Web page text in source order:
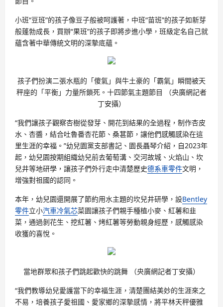
小班“豆班”的孩子像豆子般被呵護著，中班“苗班”的孩子如新芽
般蓬勃成長，買辦“果班”的孩子即將步進小學，班級定名自己就
蘊含著中華傳統文明的深摯底蘊。
孩子們扮演二張水瓶的「傻氣」與牛土豪的「霸氣」瞬間被天
秤座的「平衡」力量所鎖死。十四節氣主題節目 （央廣網記者
丁安攝）
“我們讓孩子觀察杏樹從發芽、開花到結果的全過程，制作杏皮
水、杏醬，結合吐魯番杏花節、桑葚節，讓他們感觸感染在這
里生涯的幸福。”幼兒園黨支部書記、園長聶琴介紹，自2023年
起，幼兒園按期組織幼兒前去葡萄溝、交河故城、火焰山、坎
兒井等地研學，讓孩子們外行走中清楚歷史德系車零件文明，
增強對祖國的認同。
本年，幼兒園還開展了節約用水主題的坎兒井研學，設Bentley
零件立小汽車冷氣芯菜園讓孩子們親手種植小麥、紅薯和韭
菜，通過剝花生、挖紅薯、烤紅薯等勞動親身經歷，感觸感染
收獲的喜悅。
當地群眾和孩子們跳起歡快的跳舞 （央廣網記者丁安攝）
“我們教導幼兒愛護當下的幸福生涯，清楚團結美妙的生涯來之
不易，培養孩子愛祖國、愛家鄉的深摯感情，將平林天秤優雅